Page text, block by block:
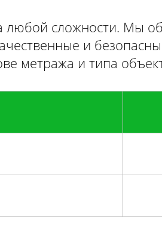
любой сложности. Мы
и
метража и типа